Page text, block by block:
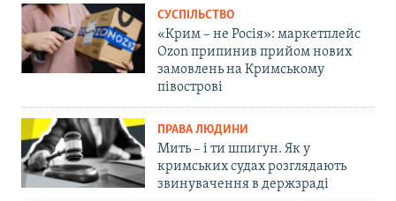
СУСПІЛЬСТВО
«Крим – не Росія»: маркетплейс
Ozon припинив прийом нових
замовлень на Кримському
півострові
ПРАВА ЛЮДИНИ
Мить – і ти шпигун. Як у
кримських судах розглядають
звинувачення в держзраді